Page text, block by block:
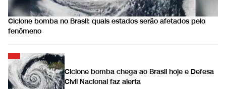
Ciclone bomba no Brasil: quais estados serão afetados pelo
fenômeno
Ciclone bomba chega ao Brasil hoje e Defesa
Civil Nacional faz alerta